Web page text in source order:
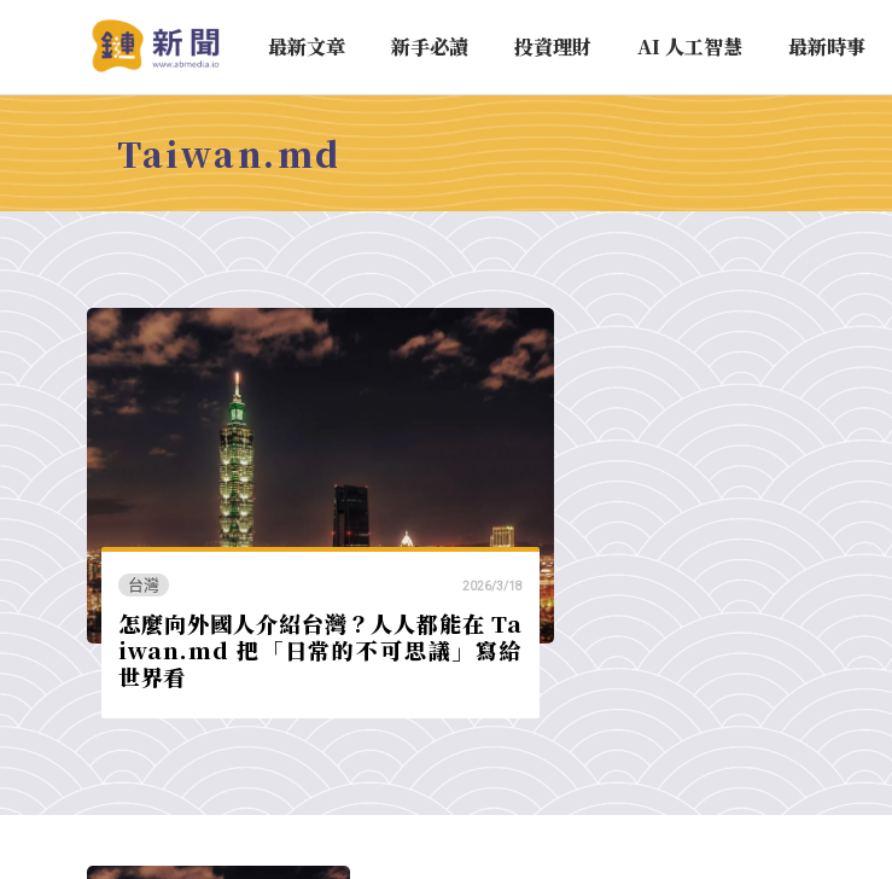
最新文章 新手必讀 投資理財 AI 人工智慧 最新時事
Taiwan.md
台灣 2026/3/18
怎麼向外國人介紹台灣？人人都能在 Ta
iwan.md 把「日常的不可思議」寫給
世界看